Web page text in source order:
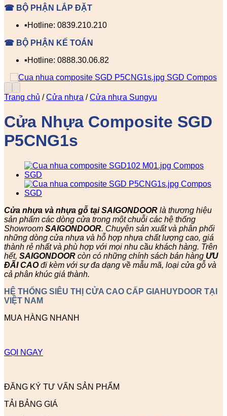
☎ BỘ PHẬN LẮP ĐẶT
▪️Hotline: 0839.210.210
☎ BỘ PHẬN KẾ TOÁN
▪️Hotline: 0888.30.06.82
Trang chủ / Cửa nhựa / Cửa nhựa Sungyu
Cửa Nhựa Composite SGD
P5CNG1s
Cửa nhựa và nhựa gỗ tại SAIGONDOOR là thương hiệu
sản phẩm các dòng cửa trong một chuỗi các hệ thống
Showroom SAIGONDOOR. Chuyên sản xuất và phân phối
những dòng cửa nhựa và hỗ hợp nhựa chất lượng cao, giá
thành rẻ nhất và phù hợp với mọi nhu cầu khách hàng. Trên
hết, SAIGONDOOR còn có những chính sách bán hàng ƯU
ĐÃI CAOđi kèm với sự đa dạng về mẫu mã, loại cửa gỗ và
cả phân khúc giá thành.
HỆ THỐNG SIÊU THỊ CỬA CAO CẤP GIAHUYDOOR TẠI
VIỆT NAM
MUA HÀNG NHANH
GỌI NGAY
ĐĂNG KÝ TƯ VẤN SẢN PHẨM
TẢI BẢNG GIÁ